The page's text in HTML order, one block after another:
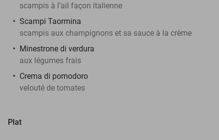
scampis à l’ail façon italienne
Scampi Taormina
scampis aux champignons et sa sauce à la crème
Minestrone di verdura
aux légumes frais
Crema di pomodoro
velouté de tomates
Plat